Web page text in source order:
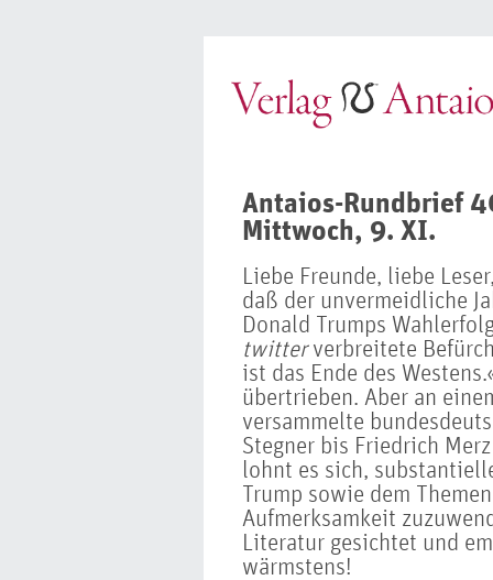
Antaios-Rundbrief
Mittwoch, 9. XI.
Liebe Freunde, liebe
daß der unvermeidliche
Donald Trumps
twitterverbreitete
ist das Ende des
übertrieben. Aber an
versammelte
Stegner bis Friedrich
lohnt es sich,
Trump sowie dem
Aufmerksamkeit
Literatur gesichtet und
wärmstens!